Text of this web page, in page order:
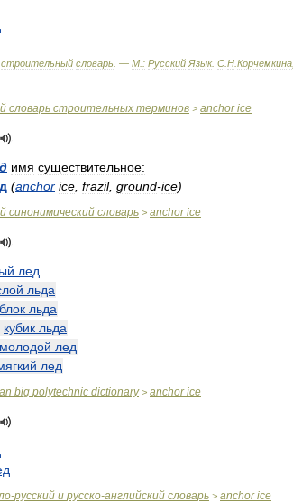
строительный словарь . — М : Русский Язык. С Н Корчемкина
словарь строительных терминов > anchor ice
имя существительное:
(anchor ice frazil, ground-ice)
синонимический словарь > anchor ice
лед
льда
блок льда
кубик льда
молодой лед
лед
big polytechnic dictionary> anchor ice
-русский и русско-английский словарь > anchor ice